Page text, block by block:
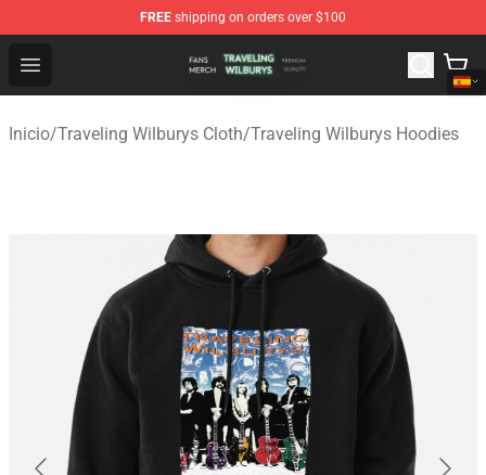
FREE shipping on orders over $100
Open menu
Traveling Wilburys Shop - Official Traveling Wilburys
Inicio/Traveling Wilburys Cloth/Traveling Wilburys Hoodies